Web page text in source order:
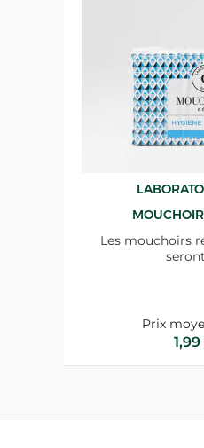
Les mouchoirs
Prix